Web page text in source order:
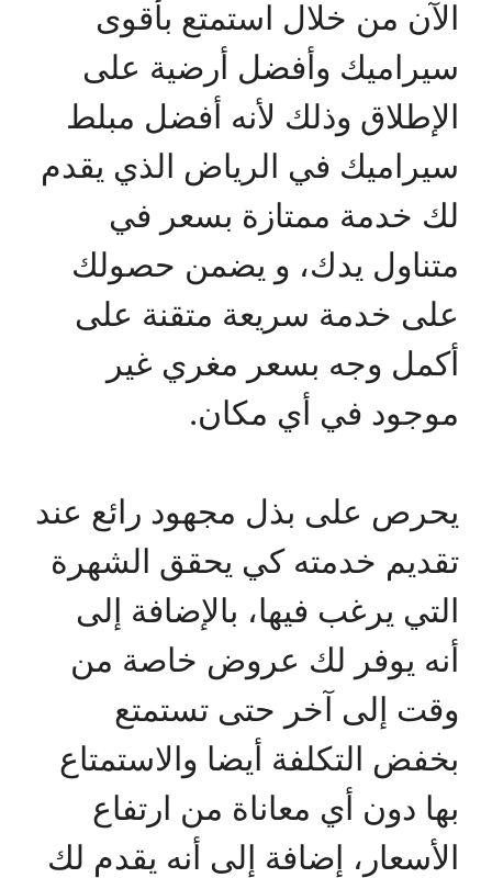
الآن من خلال استمتع بأقوى
سيراميك وأفضل أرضية على
الإطلاق وذلك لأنه أفضل مبلط
سيراميك في الرياض الذي يقدم
لك خدمة ممتازة بسعر في
متناول يدك، و يضمن حصولك
على خدمة سريعة متقنة على
أكمل وجه بسعر مغري غير
موجود في أي مكان.
يحرص على بذل مجهود رائع عند
تقديم خدمته كي يحقق الشهرة
التي يرغب فيها، بالإضافة إلى
أنه يوفر لك عروض خاصة من
وقت إلى آخر حتى تستمتع
بخفض التكلفة أيضا والاستمتاع
بها دون أي معاناة من ارتفاع
الأسعار، إضافة إلى أنه يقدم لك